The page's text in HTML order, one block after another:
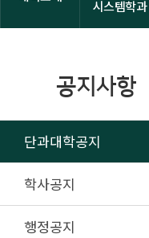
시스템학과
공지사항
단과대학공지
학사공지
행정공지